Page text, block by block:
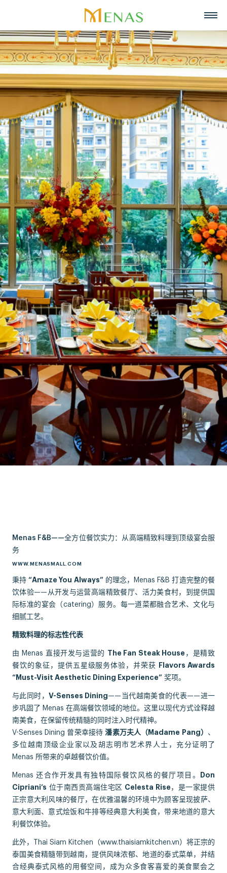
主页
关于我们
关于Menas集团
愿景, 使命, 核心价值
Menas 与 ESG 承诺
社会责任
荣誉与奖项
代表项目
业务领域
超市
零售
美食
化妆品与香水
资产管理
度假酒店
新闻与活动
招聘
战略合作伙伴
联系
中文
Tiếng Việt
English
Menas F&B——全方位餐饮实力：从高端精致料理到顶级宴会服
务
WWW.MENASMALL.COM
秉持“Amaze You Always”的理念，Menas F&B 打造完整的餐
饮体验——从开发与运营高端精致餐厅、活力美食村，到提供国
际标准的宴会（catering）服务。每一道菜都融合艺术、文化与
细腻工艺。
精致料理的标志性代表
由 Menas 直接开发与运营的 The Fan Steak House ，是精致
餐饮的象征，提供五星级服务体验，并荣获 Flavors Awards
“Must-Visit Aesthetic Dining Experience” 奖项。
与此同时， V-Senses Dining——当代越南美食的代表——进一
步巩固了 Menas 在高端餐饮领域的地位。这里以现代方式诠释越
南美食，在保留传统精髓的同时注入时代精神。
V-Senses Dining 曾荣幸接待潘素万夫人（Madame Pang） 、
多位越南顶级企业家以及胡志明市艺术界人士，充分证明了
Menas 所带来的卓越餐饮价值。
Menas 还合作开发具有独特国际餐饮风格的餐厅项目。 Don
Cipriani’s 位于南西贡高端住宅区 Celesta Rise，是一家提供
正宗意大利风味的餐厅，在优雅温馨的环境中为顾客呈现披萨、
意大利面、意式烩饭和牛排等经典意大利美食，带来地道的意大
利餐饮体验。
此外，Thai Siam Kitchen（www.thaisiamkitchen.vn）将正宗的
泰国美食精髓带到越南，提供风味浓郁、地道的泰式菜单，并结
合经典泰式风格的用餐空间，成为众多食客喜爱的美食聚会之